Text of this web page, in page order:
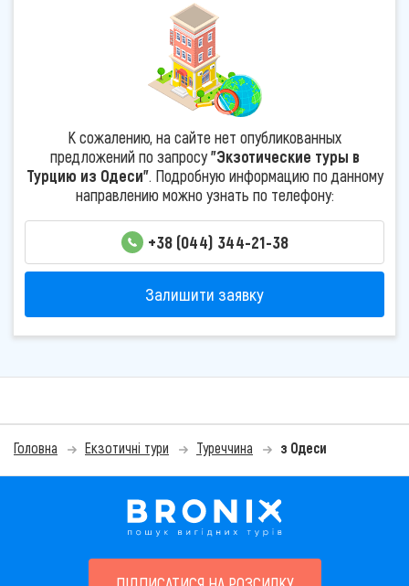
К сожалению, на сайте нет опубликованных
предложений по запросу"Экзотические туры в
Турцию из Одеси". Подробную информацию по данному
направлению можно узнать по телефону:
+38 (044) 344-21-38
Залишити заявку
Головна Екзотичні тури Туреччина з Одеси